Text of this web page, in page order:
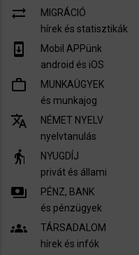
sync_alt
MIGRÁCIÓ
hírek és statisztikák
system_update
Mobil APPünk
android és iOS
work_outline
MUNKAÜGYEK
és munkajog
translate
NÉMET NYELV
nyelvtanulás
elderly
NYUGDÍJ
privát és állami
payments
PÉNZ, BANK
és pénzügyek
groups
TÁRSADALOM
hírek és infók